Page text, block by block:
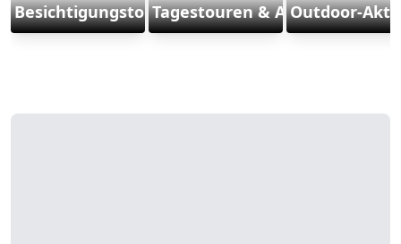
BesichtigungstourenTagestouren & Ausflüge
Outdoor-